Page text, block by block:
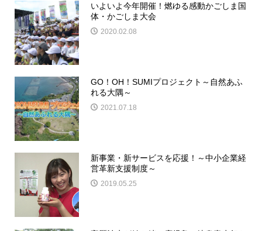
いよいよ今年開催！燃ゆる感動かごしま国
体・かごしま大会
2020.02.08
GO！OH！SUMIプロジェクト～自然あふ
れる大隅～
2021.07.18
新事業・新サービスを応援！～中小企業経
営革新支援制度～
2019.05.25